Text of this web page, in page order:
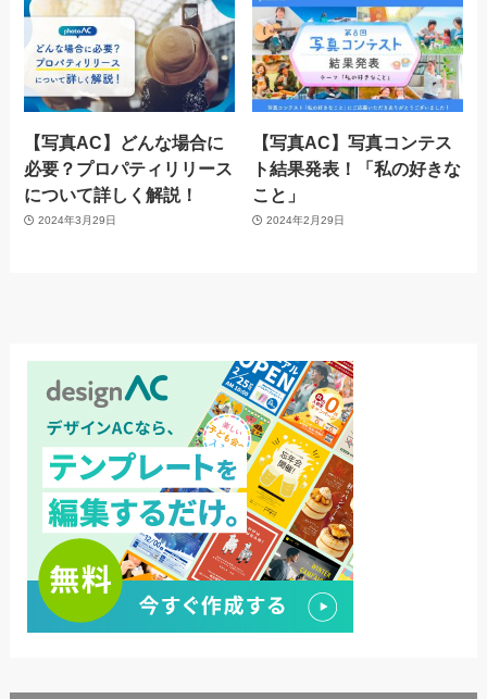
【写真AC】どんな場合に
必要？プロパティリリース
について詳しく解説！
2024年3月29日
【写真AC】写真コンテス
ト結果発表！「私の好きな
こと」
2024年2月29日